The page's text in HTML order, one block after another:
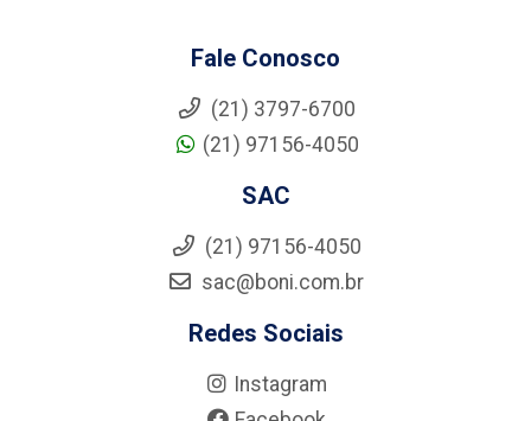
Fale Conosco
(21) 3797-6700
(21) 97156-4050
SAC
(21) 97156-4050
sac@boni.com.br
Redes Sociais
Instagram